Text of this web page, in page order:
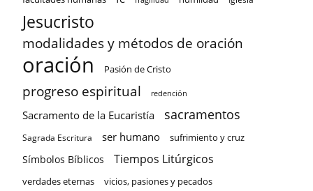
Jesucristo
modalidades y métodos de oración
oración Pasión de Cristo
progreso espiritual redención
Sacramento de la Eucaristía sacramentos
Sagrada Escritura ser humano sufrimiento y cruz
Símbolos Bíblicos Tiempos Litúrgicos
verdades eternas vicios, pasiones y pecados